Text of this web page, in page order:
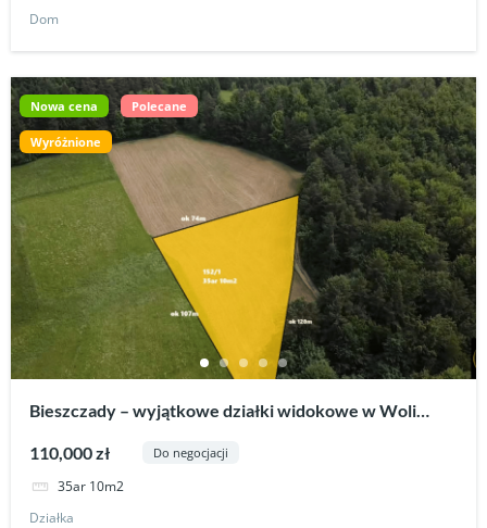
Dom
Nowa cena Polecane
Wyróżnione
Bieszczady – wyjątkowe działki widokowe w Woli
110,000 zł Do negocjacji
35ar 10m2
Działka